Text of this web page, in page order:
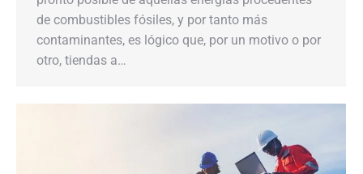
de combustibles fósiles, y por tanto más
contaminantes, es lógico que, por un motivo o por
otro, tiendas a…